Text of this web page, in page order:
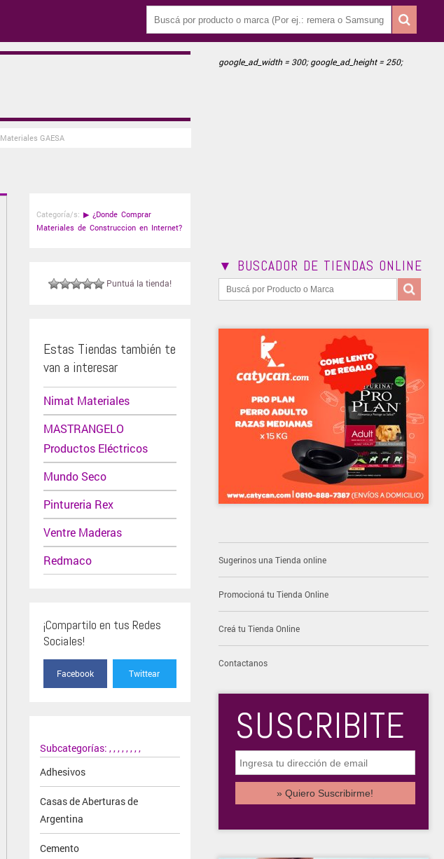
Materiales GAESA
Categoría/s: ▶ ¿Donde Comprar
Materiales de Construccion en Internet?
Puntuá la tienda!
Estas Tiendas también te
van a interesar
Nimat Materiales
MASTRANGELO
Productos Eléctricos
Mundo Seco
Pintureria Rex
Ventre Maderas
Redmaco
¡Compartilo en tus Redes
Sociales!
Facebook Twittear
Subcategorías:
Adhesivos
,
Casas de Aberturas de
Argentina
,
Cemento
,,,,,,
google_ad_width = 300; google_ad_height = 250;
▼ BUSCADOR DE TIENDAS ONLINE
Sugerinos una Tienda online
Promocioná tu Tienda Online
Creá tu Tienda Online
Contactanos
SUSCRIBITE